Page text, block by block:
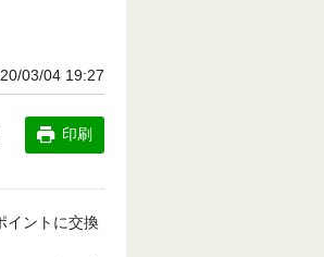
03/04 19:27
印刷
イントに交換